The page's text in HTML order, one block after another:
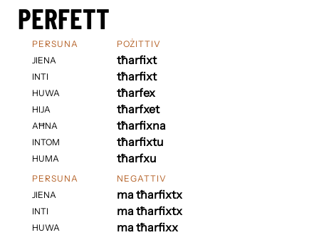
PERFETT
PERSUNA
JIENA
INTI
HUWA
HIJA
AĦNA
INTOM
HUMA
POŻITTIV
tħarfixt
tħarfixt
tħarfex
tħarfxet
tħarfixna
tħarfixtu
tħarfxu
PERSUNA
JIENA
INTI
HUWA
NEGATTIV
ma tħarfixtx
ma tħarfixtx
ma tħarfixx